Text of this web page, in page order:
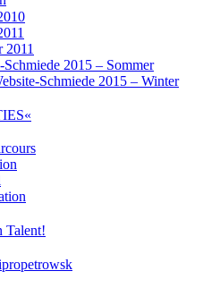
2011
Schmiede 2015 – Sommer
Schmiede 2015 – Winter
Talent!